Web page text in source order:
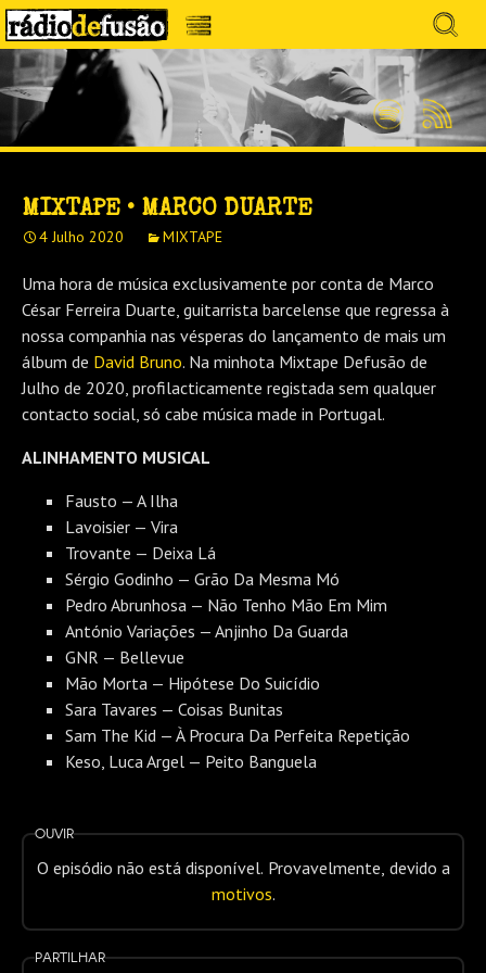
Avançar
para
o
conteúdo
Menu
Search
for:
RÁDIO DEFUSÃO
MÚSICA SEM PRECONCEITOS. CONVERSA
SEM PRETENSÕES.
SpotifyFeed
RSS
MIXTAPE • MARCO DUARTE
4 Julho 2020 MIXTAPE
Uma hora de música exclusivamente por conta de Marco
César Ferreira Duarte, guitarrista barcelense que regressa à
nossa companhia nas vésperas do lançamento de mais um
álbum de David Bruno. Na minhota Mixtape Defusão de
Julho de 2020, profilacticamente registada sem qualquer
contacto social, só cabe música made in Portugal.
ALINHAMENTO MUSICAL
Fausto — A Ilha
Lavoisier — Vira
Trovante — Deixa Lá
Sérgio Godinho — Grão Da Mesma Mó
Pedro Abrunhosa — Não Tenho Mão Em Mim
António Variações — Anjinho Da Guarda
GNR — Bellevue
Mão Morta — Hipótese Do Suicídio
Sara Tavares — Coisas Bunitas
Sam The Kid — À Procura Da Perfeita Repetição
Keso, Luca Argel — Peito Banguela
Ouvir
O episódio não está disponível. Provavelmente, devido a
motivos.
Partilhar